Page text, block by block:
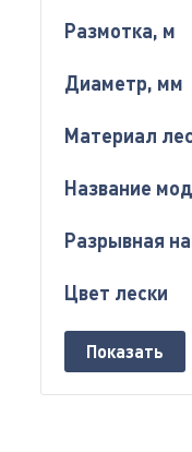
Размотка, м
Диаметр, мм
Материал
Название
Разрывная
Цвет лески